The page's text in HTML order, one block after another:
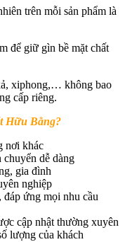
trên mỗi sản phẩm là
để giữ gìn bề mặt chất
xiphong,… không bao
cấp riêng.
Hữu Bằng?
nơi khác
chuyển dễ dàng
gia đình
nghiệp
đáp ứng mọi nhu cầu
cập nhật thường xuyên
lượng của khách